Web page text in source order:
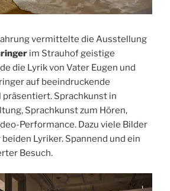
vermittelte die Ausstellung
im Strauhof geistige
die Lyrik von Vater Eugen und
auf beeindruckende
präsentiert. Sprachkunst in
Sprachkunst zum Hören,
Performance. Dazu viele Bilder
Lyriker. Spannend und ein
Besuch.